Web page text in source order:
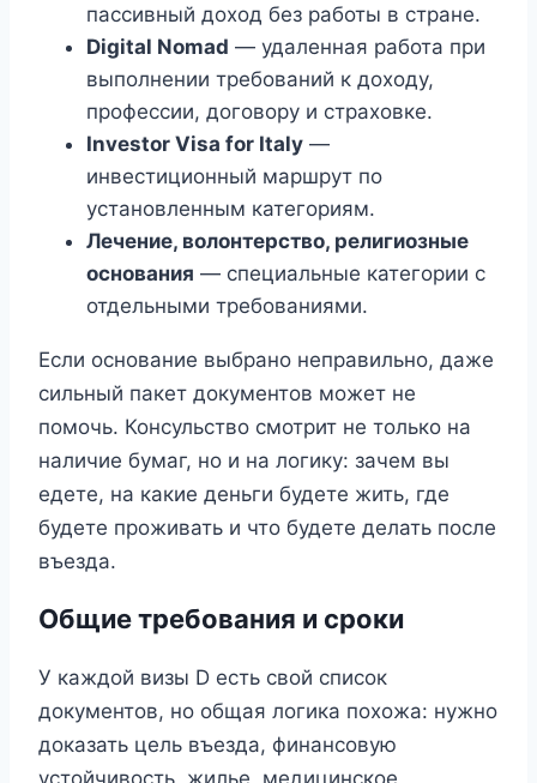
пассивный доход без работы в стране.
Digital Nomad — удаленная работа при
выполнении требований к доходу,
профессии, договору и страховке.
Investor Visa for Italy —
инвестиционный маршрут по
установленным категориям.
Лечение, волонтерство, религиозные
основания — специальные категории с
отдельными требованиями.
Если основание выбрано неправильно, даже
сильный пакет документов может не
помочь. Консульство смотрит не только на
наличие бумаг, но и на логику: зачем вы
едете, на какие деньги будете жить, где
будете проживать и что будете делать после
въезда.
Общие требования и сроки
У каждой визы D есть свой список
документов, но общая логика похожа: нужно
доказать цель въезда, финансовую